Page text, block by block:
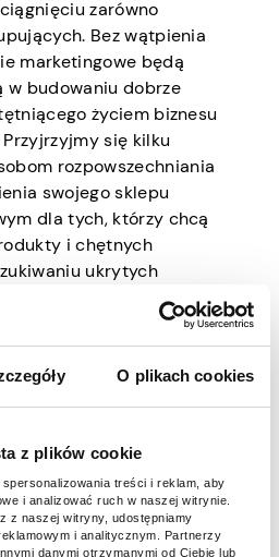
O plikach cookies
z plików cookie
treści i reklam, aby
i analizować ruch w naszej witrynie.
z naszej witryny, udostępniamy
i analitycznym. Partnerzy
danymi otrzymanymi od Ciebie lub
zarówno
Bez wątpienia
marketingowe będą
w budowaniu dobrze
życiem biznesu
się kilku
rozpowszechniania
swojego sklepu
dla tych, którzy chcą
i chętnych
ukrytych
której nie można się
zrobić, to upewnić
Wybierz
odzwierciedla istotę
wyjątkową ofertę.
i zaprojektuj